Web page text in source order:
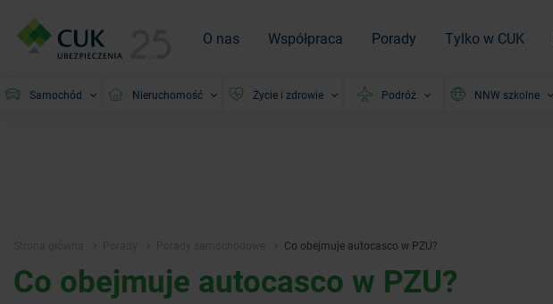
O nas Współpraca Porady Tylko w CUK
Samochód Nieruchomość Życie i zdrowie Podróż NNW szkolne
Co obejmuje autocasco w PZU?
Co obejmuje autocasco w PZU?